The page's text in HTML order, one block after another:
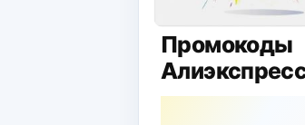
Промокоды